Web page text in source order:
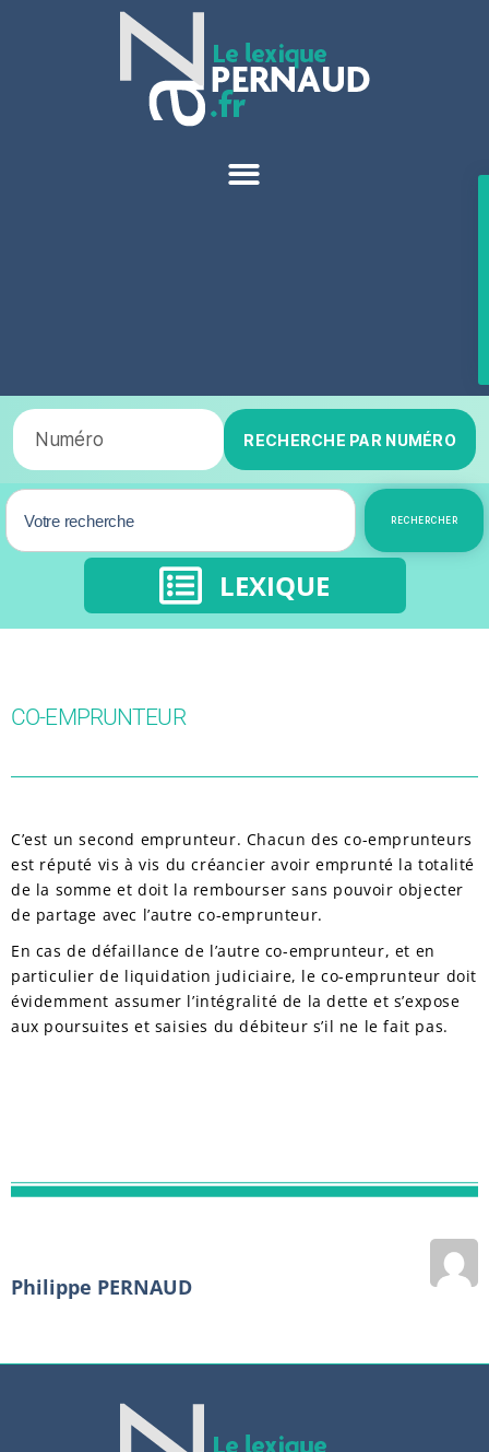
RECHERCHE PAR NUMÉRO
RECHERCHER
LEXIQUE
CO-EMPRUNTEUR
C’est un second emprunteur. Chacun des co-emprunteurs
est réputé vis à vis du créancier avoir emprunté la totalité
de la somme et doit la rembourser sans pouvoir objecter
de partage avec l’autre co-emprunteur.
En cas de défaillance de l’autre co-emprunteur, et en
particulier de liquidation judiciaire, le co-emprunteur doit
évidemment assumer l’intégralité de la dette et s’expose
aux poursuites et saisies du débiteur s’il ne le fait pas.
Philippe PERNAUD